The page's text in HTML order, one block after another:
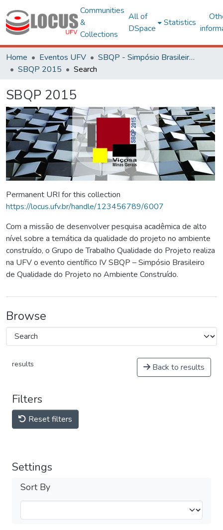
Communities
&
Collections
All of
DSpace
Statistics
Home Eventos UFV
SBQP - Simpósio Brasileiro de Qualidade do Projeto no Ambiente Construído
SBQP 2015
Search
SBQP 2015
Permanent URI for this collection
https://locus.ufv.br/handle/123456789/6007
Com a missão de desenvolver pesquisa acadêmica de alto
nível sobre a temática da qualidade do projeto no ambiente
construído, o Grupo de Trabalho Qualidade do Projeto realiza
na UFV o evento científico IV SBQP – Simpósio Brasileiro
de Qualidade do Projeto no Ambiente Construído.
Browse
results Back to results
Filters
Reset filters
Settings
Sort By